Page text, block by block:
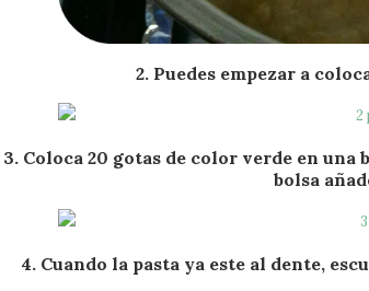
2. Puedes empezar a
3. Coloca 20 gotas de color verde en
bolsa
4. Cuando la pasta ya este al dente,